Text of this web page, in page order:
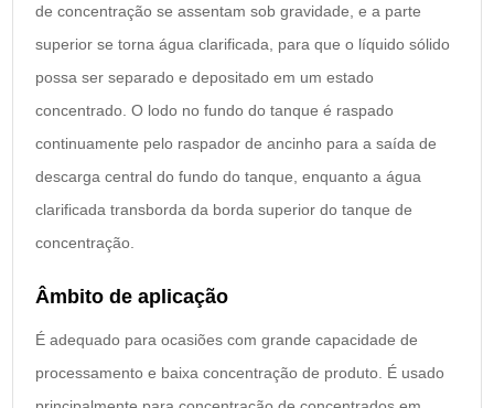
de concentração se assentam sob gravidade, e a parte
superior se torna água clarificada, para que o líquido sólido
possa ser separado e depositado em um estado
concentrado. O lodo no fundo do tanque é raspado
continuamente pelo raspador de ancinho para a saída de
descarga central do fundo do tanque, enquanto a água
clarificada transborda da borda superior do tanque de
concentração.
Âmbito de aplicação
É adequado para ocasiões com grande capacidade de
processamento e baixa concentração de produto. É usado